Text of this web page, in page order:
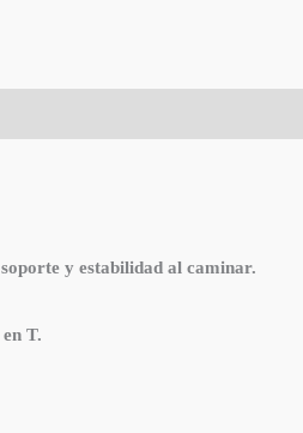
y estabilidad al caminar.
T.